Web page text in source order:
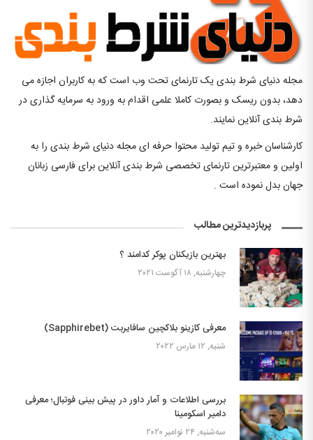
مجله دنیای شرط بندی یک تارنمای تحت وب است که به کاربران اجازه می
دهد، بدون ریسک و بصورت کاملا علمی اقدام به ورود به سرمایه گذاری در
شرط بندی آنلاین نمایند.
کارشناسان خبره و تیم تولید محتوا حرفه ای مجله دنیای شرط بندی را به
اولین و معتبرترین تارنمای تخصصی شرط بندی آنلاین برای فارسی زبانان
جهان بدل نموده است .
پربازدیدترین مطالب
بهترین بازیکنان پوکر کدامند ؟
چهارشنبه, ۱۸ آگوست ۲۰۲۱
معرفی کازینو بلاکچین سافایربت (Sapphirebet)
شنبه, ۱۲ مارس ۲۰۲۲
بررسی اطلاعات و آمار داور در پیش بینی فوتبال؛ معرفی
دامیر اسکومینا
سه‌شنبه, ۲۴ نوامبر ۲۰۲۰